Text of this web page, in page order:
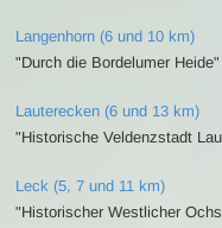
Langenhorn (6 und 10 km)
"Durch die Bordelumer Heide"
Lauterecken (6 und 13 km)
"Historische Veldenzstadt
Leck (5, 7 und 11 km)
"Historischer Westlicher